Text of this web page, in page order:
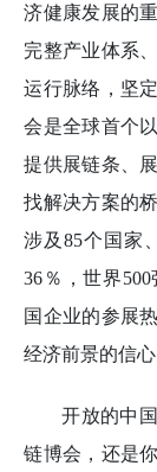
济健康发展的
完整产业体系
运行脉络，坚
会是全球首个
提供展链条、
找解决方案的
涉及85个国家
36％，世界
国企业的参展
经济前景的信心
开放的中
链博会，还是